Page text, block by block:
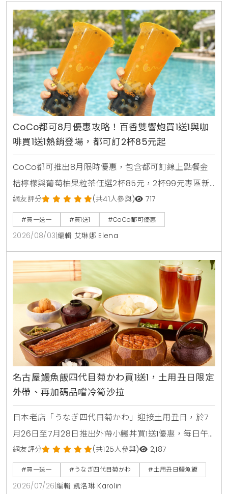
CoCo都可8月優惠攻略！百香雙響炮買1送1與咖
啡買1送1熱銷登場，都可訂2杯85元起
CoCo都可推出8月限時優惠，包含都可訂線上點餐金
桔檸檬與葡萄柚果粒茶任選2杯85元，2杯99元專區新
上架粉角檸檬冬瓜，每週一二指定咖啡買1送1，8月5日
週三好友日更祭出百香雙響炮買1送1優惠。
網友評分 (共41人參與) 717
#買一送一 #買1送1 #CoCo都可優惠
2026/08/03 編輯 艾琳娜 Elena
名古屋鰻魚飯四代目菊かわ買1送1，土用丑日限定
外帶、再加碼品嚐冷筍沙拉
日本老店「うなぎ四代目菊かわ」迎接土用丑日，於7
月26日至7月28日推出外帶小鰻丼買1送1優惠，每日午
晚餐各限量15組。即日起至8月31日同步開賣「夏鰻雙
饗宴」特價2450元與全新單品冷筍沙拉，提供最道地
的日本夏日食補饗宴。
網友評分 (共125人參與) 2,187
#買一送一 #うなぎ四代目菊かわ #土用丑日鰻魚飯
2026/07/26 編輯 凱洛琳 Karolin